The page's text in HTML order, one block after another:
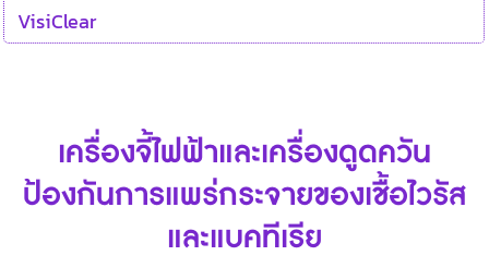
VisiClear
เครื่องจี้ไฟฟ้าและเครื่องดูดควัน
ป้องกันการแพร่กระจายของเชื้อไวรัส
และแบคทีเรีย